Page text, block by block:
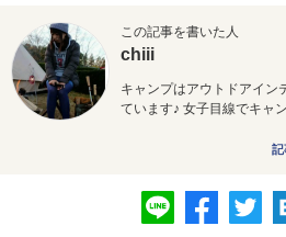
この記事を書いた人
chiii
キャンプはアウトドアイン
ています♪ 女子目線でキャ
記